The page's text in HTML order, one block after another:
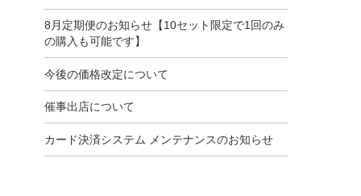
8月定期便のお知らせ【10セット限定で1回のみ
の購入も可能です】
今後の価格改定について
催事出店について
カード決済システム メンテナンスのお知らせ